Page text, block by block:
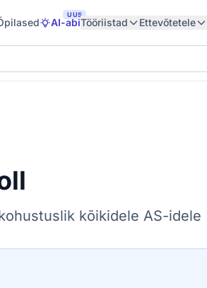
UUS
AI-abiTööriistad Ettevõtetele
kõikidele AS-idele